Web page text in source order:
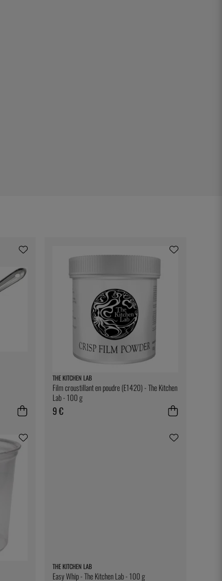
THE KITCHEN LAB
Film croustillant en poudre (E1420) - The Kitchen
Lab - 100 g
9 €
THE KITCHEN LAB
Easy Whip - The Kitchen Lab - 100 g